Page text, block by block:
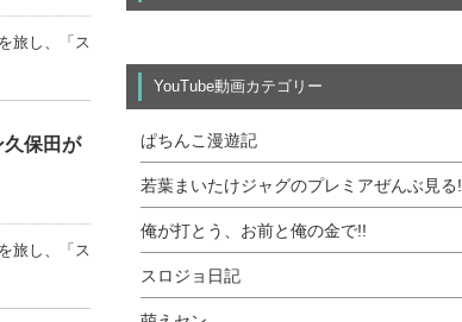
旅し、「ス
久保田が
旅し、「ス
YouTube動画カテゴリー
ぱちんこ漫遊記
若葉まいたけジャグのプレミアぜんぶ見る!
俺が打とう、お前と俺の金で!!
スロジョ日記